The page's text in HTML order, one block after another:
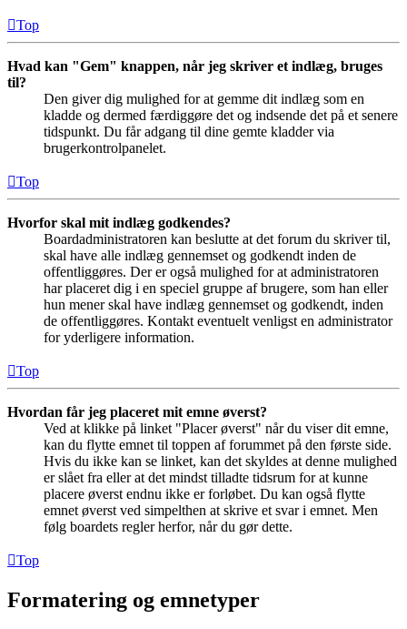
Top
Hvad kan "Gem" knappen, når jeg skriver et indlæg, bruges
til?
Den giver dig mulighed for at gemme dit indlæg som en
kladde og dermed færdiggøre det og indsende det på et senere
tidspunkt. Du får adgang til dine gemte kladder via
brugerkontrolpanelet.
Top
Hvorfor skal mit indlæg godkendes?
Boardadministratoren kan beslutte at det forum du skriver til,
skal have alle indlæg gennemset og godkendt inden de
offentliggøres. Der er også mulighed for at administratoren
har placeret dig i en speciel gruppe af brugere, som han eller
hun mener skal have indlæg gennemset og godkendt, inden
de offentliggøres. Kontakt eventuelt venligst en administrator
for yderligere information.
Top
Hvordan får jeg placeret mit emne øverst?
Ved at klikke på linket "Placer øverst" når du viser dit emne,
kan du flytte emnet til toppen af forummet på den første side.
Hvis du ikke kan se linket, kan det skyldes at denne mulighed
er slået fra eller at det mindst tilladte tidsrum for at kunne
placere øverst endnu ikke er forløbet. Du kan også flytte
emnet øverst ved simpelthen at skrive et svar i emnet. Men
følg boardets regler herfor, når du gør dette.
Top
Formatering og emnetyper